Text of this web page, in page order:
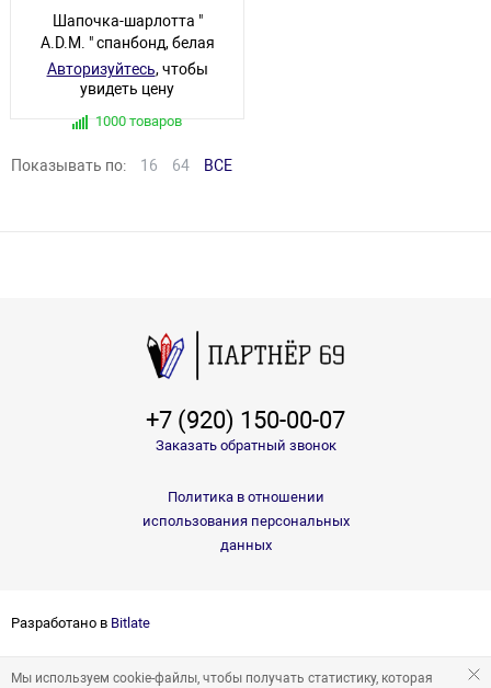
Шапочка-шарлотта "
A.D.M. " спанбонд, белая
Авторизуйтесь, чтобы
увидеть цену
1000 товаров
Показывать по: 16 64 ВСЕ
+7 (920) 150-00-07
Заказать обратный звонок
Политика в отношении
использования персональных
данных
Разработано в Bitlate
Мы используем cookie-файлы, чтобы получать статистику, которая